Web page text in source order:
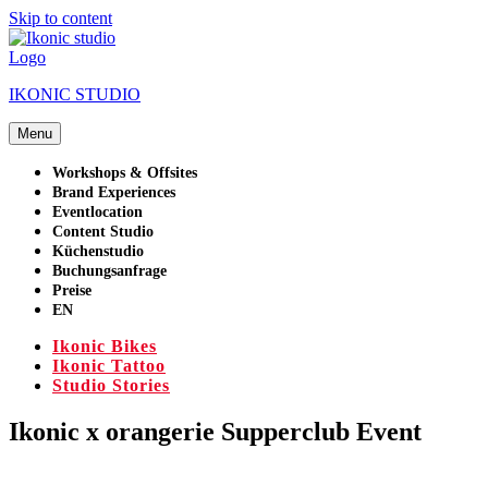
Skip to content
IKONIC STUDIO
Menu
Workshops & Offsites
Brand Experiences
Eventlocation
Content Studio
Küchenstudio
Buchungsanfrage
Preise
EN
Ikonic Bikes
Ikonic Tattoo
Studio Stories
Ikonic x orangerie Supperclub Event